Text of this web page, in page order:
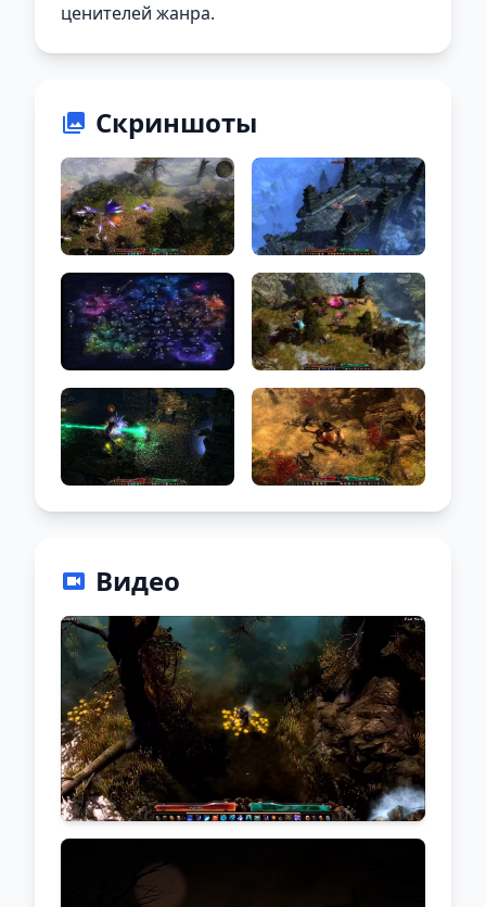
ценителей жанра.
Скриншоты
Видео